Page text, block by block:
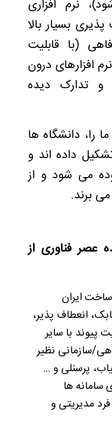
نرم افزاری
بسیار بالا
(با قابلیت
افزارهای درون
و تدارک دیده
را، دانشگاه ­ها
داده­ اند و
می­ شود و از
برند.
عصر فناوری از
انعطاف ­پذیر،
پیوند با سایر
سازمانی نظیر
پرسنلی و ...
سامانه­ ها
مدیریتی و